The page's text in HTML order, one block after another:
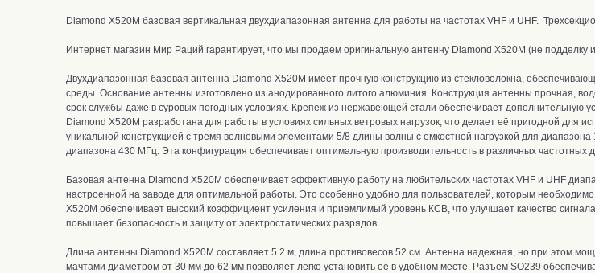
Diamond X520M базовая вертикальная двухдиапазонная антенна для работы на частотах VHF и UHF.
Интернет магазин Мир Раций гарантирует, что мы продаем оригинальную антенну Diamond X520M (не подделку
Двухдиапазонная базовая антенна Diamond X520M имеет прочную конструкцию ​​из стекловолокна, о
среды. Основание антенны изготовлено из анодированного литого алюминия. Конструкция антенны прочная,
срок службы даже в суровых погодных условиях. Крепеж из нержавеющей стали обеспечивает дополнительную
Diamond X520M разработана для работы в условиях сильных ветровых нагрузок, что делает её пригодной для
уникальной конструкцией с тремя волновыми элементами 5/8 длины волны с емкостной нагрузкой для
диапазона 430 МГц. Эта конфигурация обеспечивает оптимальную производительность в различных частотных
Базовая антенна Diamond X520M обеспечивает эффективную работу на любительских частотах VHF и UHF д
настроенной на заводе для оптимальной работы. Это особенно удобно для пользователей, которым
X520M обеспечивает высокий коэффициент усиления и приемлимый уровень КСВ, что улучшает качество
повышает безопасность и защиту от электростатических разрядов.
Длина антенны Diamond X520M составляет 5.2 м, длина противовесов 52 см. Антенна надежная, но при этом
мачтами диаметром от 30 мм до 62 мм позволяет легко установить её в удобном месте. Разъем SO239